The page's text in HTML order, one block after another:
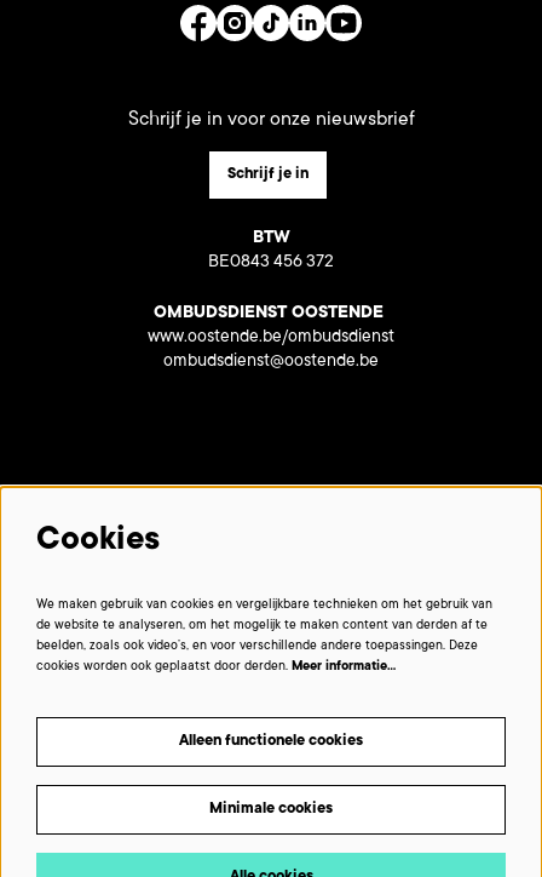
Schrijf je in voor onze nieuwsbrief
Schrijf je in
BTW
BE0843 456 372
OMBUDSDIENST OOSTENDE
www.oostende.be/ombudsdienst
ombudsdienst@oostende.be
Beelden © VIRAAL - multimedialab De Grote Post © De Grote Post
Cookies
We maken gebruik van cookies en vergelijkbare technieken om het gebruik van
de website te analyseren, om het mogelijk te maken content van derden af te
beelden, zoals ook video’s, en voor verschillende andere toepassingen. Deze
cookies worden ook geplaatst door derden. Meer informatie…
Alleen functionele cookies
Minimale cookies